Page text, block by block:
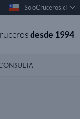
SoloCruceros.cl
desde 1994